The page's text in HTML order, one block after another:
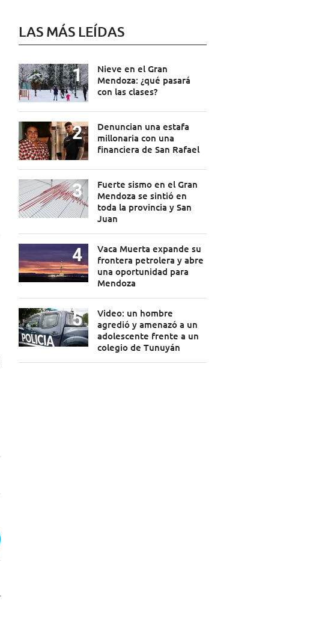
LAS MÁS LEÍDAS
Nieve en el Gran
Mendoza: ¿qué pasará
con las clases?
Denuncian una estafa
millonaria con una
financiera de San Rafael
Fuerte sismo en el Gran
Mendoza se sintió en
toda la provincia y San
Juan
Vaca Muerta expande su
frontera petrolera y abre
una oportunidad para
Mendoza
Video: un hombre
agredió y amenazó a un
adolescente frente a un
colegio de Tunuyán